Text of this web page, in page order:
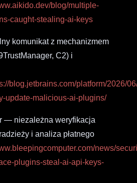
blog/multiple-
caught-stealing-ai-keys
komunikat z mechanizmem
C2) i
blog.jetbrains.com/platform/2026/
update-malicious-ai-plugins/
— niezależna weryfikacja
i analiza płatnego
news/
plugins-steal-ai-api-keys-